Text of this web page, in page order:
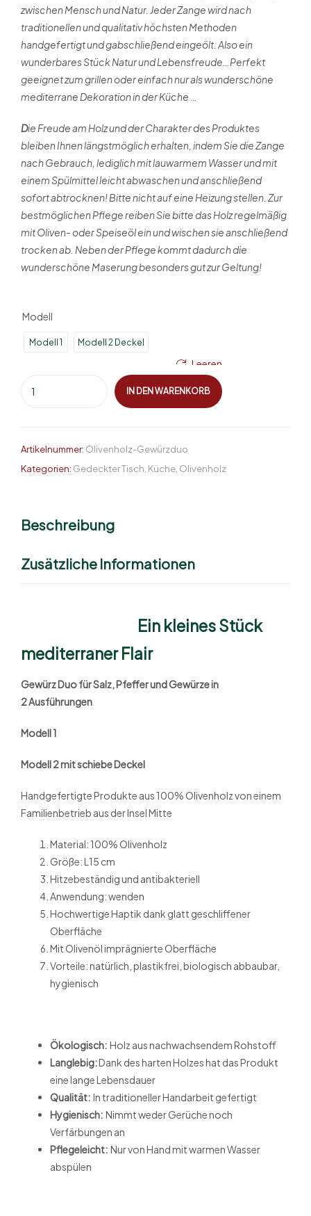
zwischen Mensch und Natur. Jeder Zange wird nach
traditionellen und qualitativ höchsten Methoden
handgefertigt und gabschließend eingeölt. Also ein
wunderbares Stück Natur und Lebensfreude…Perfekt
geeignet zum grillen oder einfach nur als wunderschöne
mediterrane Dekoration in der Küche …
Die Freude am Holz und der Charakter des Produktes
bleiben Ihnen längstmöglich erhalten, indem Sie die Zange
nach Gebrauch, lediglich mit lauwarmem Wasser und mit
einem Spülmittel leicht abwaschen und anschließend
sofort abtrocknen! Bitte nicht auf eine Heizung stellen. Zur
bestmöglichen Pflege reiben Sie bitte das Holz regelmäßig
mit Oliven- oder Speiseöl ein und wischen sie anschließend
trocken ab. Neben der Pflege kommt dadurch die
wunderschöne Maserung besonders gut zur Geltung!
Modell
Modell 1 Modell 2 Deckel
Leeren
IN DEN WARENKORB
Artikelnummer: Olivenholz-Gewürzduo
Kategorien: Gedeckter Tisch, Küche, Olivenholz
Beschreibung
Zusätzliche Informationen
Ein kleines Stück
mediterraner Flair
Gewürz Duo für Salz, Pfeffer und Gewürze in
2Ausführungen
Modell 1
Modell 2 mit schiebe Deckel
Handgefertigte Produkte aus 100% Olivenholz von einem
Familienbetrieb aus der Insel Mitte
Material: 100% Olivenholz
Größe: L15 cm
Hitzebeständig und antibakteriell
Anwendung: wenden
Hochwertige Haptik dank glatt geschliffener
Oberfläche
Mit Olivenöl imprägnierte Oberfläche
Vorteile: natürlich, plastikfrei, biologisch abbaubar,
hygienisch
Ökologisch: Holz aus nachwachsendem Rohstoff
Langlebig:Dank des harten Holzes hat das Produkt
eine lange Lebensdauer
Qualität: In traditioneller Handarbeit gefertigt
Hygienisch: Nimmt weder Gerüche noch
Verfärbungen an
Pflegeleicht: Nur von Hand mit warmen Wasser
abspülen